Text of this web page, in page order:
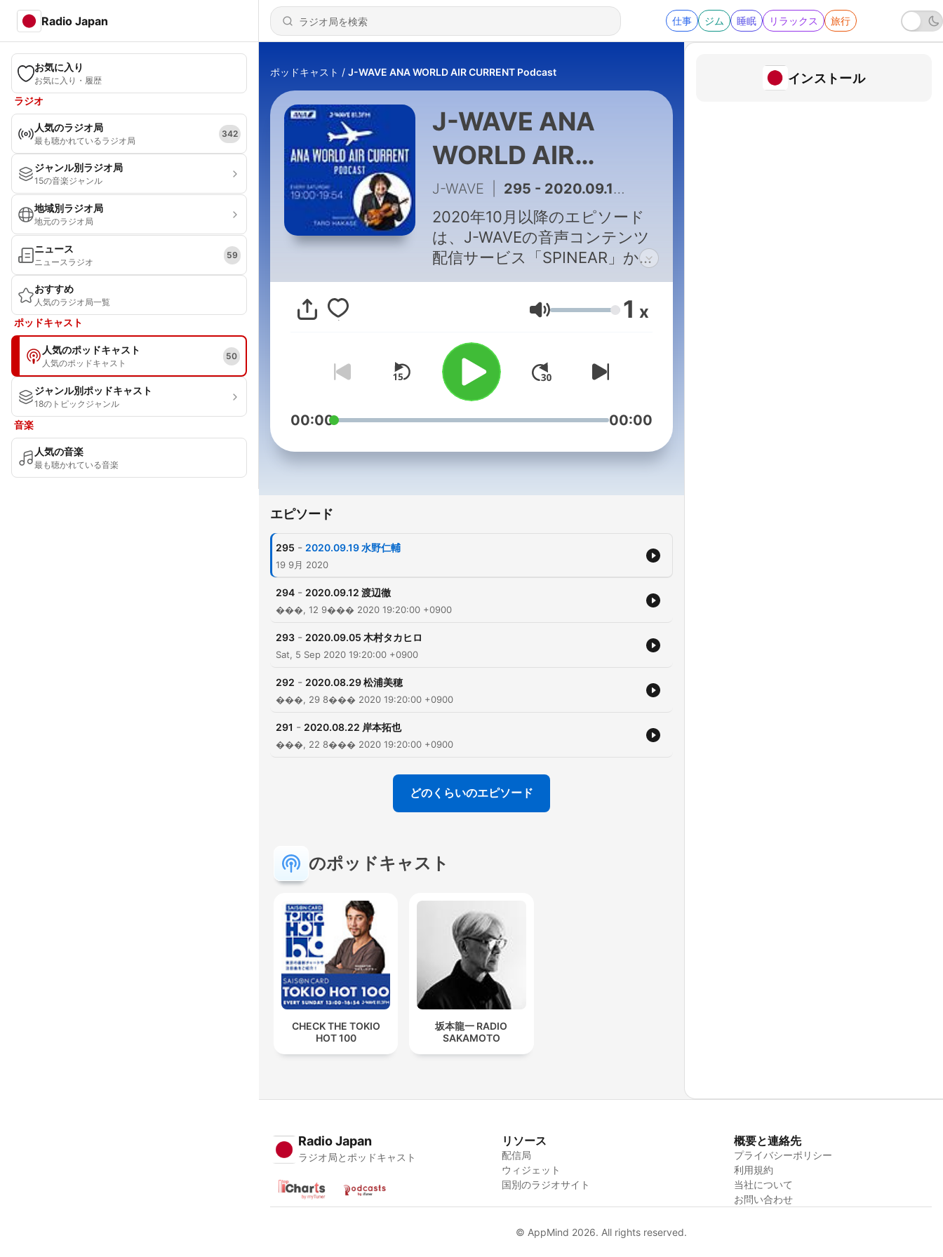
Radio Japan 仕事 ジム 睡眠 リラックス 旅行
お気に入り
お気に入り・履歴
ラジオ
人気のラジオ局
最も聴かれているラジオ局
342
ジャンル別ラジオ局
15の音楽ジャンル
地域別ラジオ局
地元のラジオ局
ニュース
ニュースラジオ
59
おすすめ
人気のラジオ局一覧
ポッドキャスト
人気のポッドキャスト
人気のポッドキャスト
50
ジャンル別ポッドキャスト
18のトピックジャンル
音楽
人気の音楽
最も聴かれている音楽
ポッドキャスト J-WAVE ANA WORLD AIR CURRENT Podcast
J-WAVE ANA
WORLD AIR
CURRENT
Podcast
J-WAVE 295 - 2020.09.19 水野仁輔
2020年10月以降のエピソード
は、J-WAVEの音声コンテンツ
配信サービス「SPINEAR」から
配信中の『ANA WORLD AIR
CURRENT』をチェックしてく
https://spinear.com/shows/ana-
world-air-current/ )
音量 1 x
00:00 00:00
エピソード
295 - 2020.09.19 水野仁輔
19 9月 2020
294 - 2020.09.12 渡辺徹
���, 12 9��� 2020 19:20:00 +0900
293 - 2020.09.05 木村タカヒロ
Sat, 5 Sep 2020 19:20:00 +0900
292 - 2020.08.29 松浦美穂
���, 29 8��� 2020 19:20:00 +0900
291 - 2020.08.22 岸本拓也
���, 22 8��� 2020 19:20:00 +0900
どのくらいのエピソード
のポッドキャスト
CHECK THE TOKIO
HOT 100
坂本龍一 RADIO
SAKAMOTO
インストール
Radio Japan
ラジオ局とポッドキャスト
リソース
配信局
ウィジェット
国別のラジオサイト
概要と連絡先
プライバシーポリシー
利用規約
当社について
お問い合わせ
© AppMind 2026. All rights reserved.